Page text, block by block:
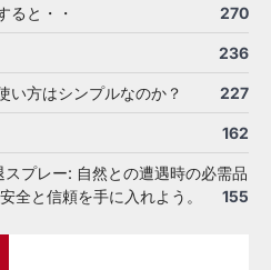
ると・・
270
236
い方はシンプルなのか？ 227
162
プレー: 自然との遭遇時の必需品
全と信頼を手に入れよう。
155